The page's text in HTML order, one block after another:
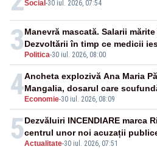
Social -30 iul. 2026, 07:54
3 Politica-30 iul. 2026, 08:00
Manevră mascată. Salarii
Dezvoltării în timp ce medicii
4 Economie-30 iul. 2026, 08:09
Ancheta explozivă Ana Maria
Mangalia, dosarul care
5Actualitate-30 iul. 2026, 07:51
Dezvăluiri INCENDIARE marca
centrul unor noi acuzații